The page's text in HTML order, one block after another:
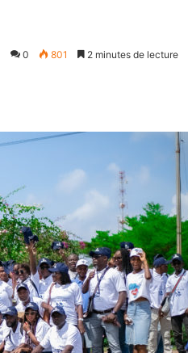
0 801 2 minutes de lecture